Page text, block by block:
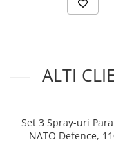
ALTI
Set 3 Spray-uri
NATO Defence,